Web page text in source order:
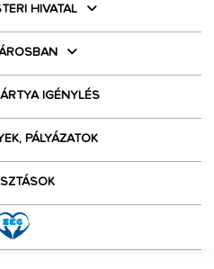
HIVATAL
IGÉNYLÉS
PÁLYÁZATOK